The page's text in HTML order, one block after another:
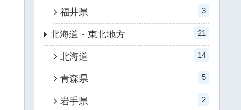
福井県 3
北海道・東北地方 21
北海道 14
青森県 5
岩手県 2